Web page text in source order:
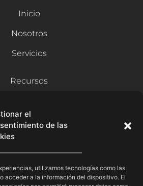
el
de las
utilizamos tecnologías como las
acceder a la información del dispositivo. El
Inicio
Nosotros
Servicios
Recursos
Contacto
Síguenos